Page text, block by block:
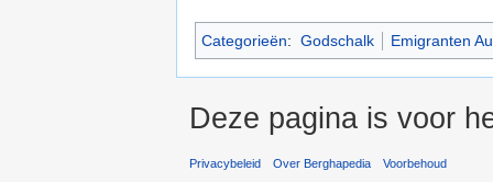
Categorieën: Godschalk Emigranten
Deze pagina is voor
Privacybeleid Over Berghapedia Voorbehoud